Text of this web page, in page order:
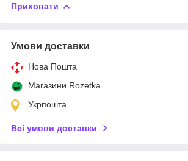
Приховати
Умови доставки
Нова Пошта
Магазини Rozetka
Укрпошта
Всі умови доставки